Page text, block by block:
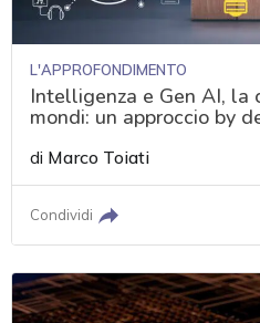
L'APPROFONDIMENTO
Intelligenza e Gen AI, la
mondi: un approccio by
di Marco Toiati
Condividi